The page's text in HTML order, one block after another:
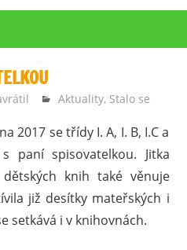
Aktuality, Stalo se
2017 se třídy I. A, I. B, I.C a
paní spisovatelkou. Jitka
knih také věnuje
již desítky mateřských i
setkává i v knihovnách.